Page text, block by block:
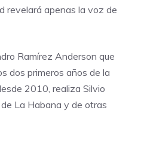
revelará apenas la voz de
Ramírez Anderson que
dos primeros años de la
2010, realiza Silvio
La Habana y de otras